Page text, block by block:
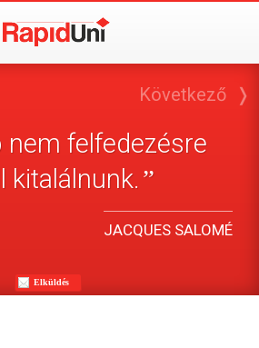
nem felfedezésre
kitalálnunk.”
JACQUES SALOMÉ
Következő ❭
Elküldés